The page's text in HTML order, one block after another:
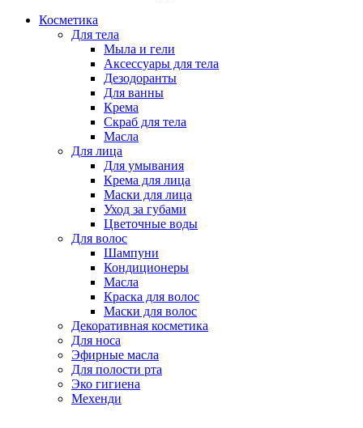
Косметика
Для тела
Мыла и гели
Аксессуары для тела
Дезодоранты
Для ванны
Крема
Скраб для тела
Масла
Для лица
Для умывания
Крема для лица
Маски для лица
Уход за губами
Цветочные воды
Для волос
Шампуни
Кондиционеры
Масла
Краска для волос
Маски для волос
Декоративная косметика
Для носа
Эфирные масла
Для полости рта
Эко гигиена
Мехенди